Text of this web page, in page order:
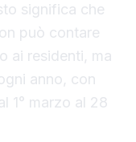
significa che
può contare
ai residenti, ma
anno, con
1° marzo al 28